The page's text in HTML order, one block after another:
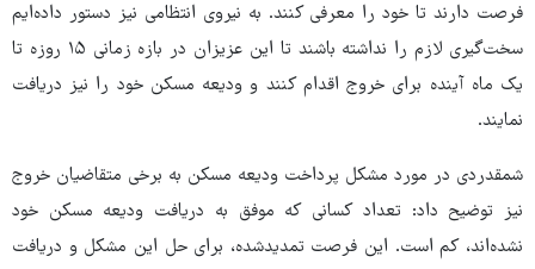
فرصت دارند تا خود را معرفی کنند. به نیروی انتظامی نیز دستور داده‌ایم
سخت‌گیری لازم را نداشته باشند تا این عزیزان در بازه زمانی ۱۵ روزه تا
یک ماه آینده برای خروج اقدام کنند و ودیعه مسکن خود را نیز دریافت
نمایند.
شمقدردی در مورد مشکل پرداخت ودیعه مسکن به برخی متقاضیان خروج
نیز توضیح داد: تعداد کسانی که موفق به دریافت ودیعه مسکن خود
نشده‌اند، کم است. این فرصت تمدیدشده، برای حل این مشکل و دریافت